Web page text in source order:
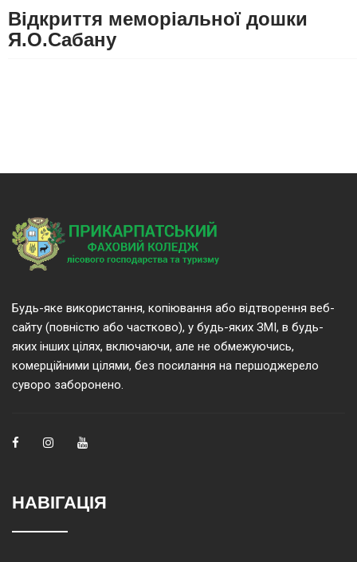
Відкриття меморіальної дошки
Я.О.Сабану
Будь-яке використання, копіювання або відтворення веб-
сайту (повністю або частково), у будь-яких ЗМІ, в будь-
яких інших цілях, включаючи, але не обмежуючись,
комерційними цілями, без посилання на першоджерело
суворо заборонено.
НАВІГАЦІЯ